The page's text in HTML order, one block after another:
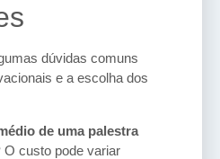
dúvidas comuns
e a escolha dos
de uma palestra
O custo pode variar